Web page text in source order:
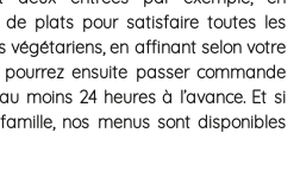
plats pour satisfaire toutes les
végétariens, en affinant selon votre
ensuite passer commande
moins 24 heures à l’avance. Et si
nos menus sont disponibles